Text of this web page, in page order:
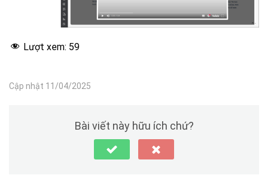
Lượt xem: 59
Cập nhật 11/04/2025
Bài viết này hữu ích chứ?